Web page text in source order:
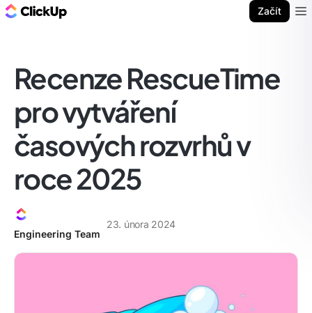
Začít
Recenze RescueTime
pro vytváření
časových rozvrhů v
roce 2025
Engineering Team
23. února 2024